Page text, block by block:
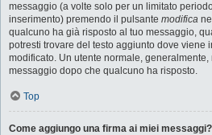
messaggio (a volte solo per un limitato
inserimento) premendo il pulsante modifica
qualcuno ha già risposto al tuo messaggio,
potresti trovare del testo aggiunto dove viene
modificato. Un utente normale,
messaggio dopo che qualcuno ha risposto.
Top
Come aggiungo una firma ai miei messaggi?